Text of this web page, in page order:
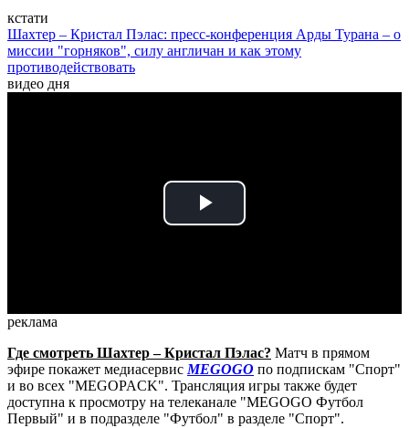
кстати
Шахтер – Кристал Пэлас: пресс-конференция Арды Турана – о
миссии "горняков", силу англичан и как этому
противодействовать
видео дня
Play
реклама
Где смотреть Шахтер – Кристал Пэлас? Матч в прямом
эфире покажет медиасервис MEGOGO по подпискам "Спорт"
и во всех "MEGOPACK". Трансляция игры также будет
доступна к просмотру на телеканале "MEGOGO Футбол
Первый" и в подразделе "Футбол" в разделе "Спорт".